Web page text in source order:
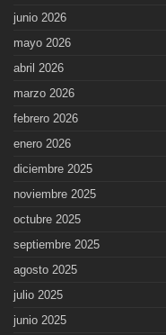
junio 2026
mayo 2026
abril 2026
marzo 2026
febrero 2026
enero 2026
diciembre 2025
noviembre 2025
octubre 2025
septiembre 2025
agosto 2025
julio 2025
junio 2025